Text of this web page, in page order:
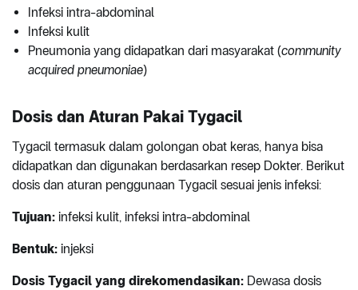
Infeksi intra-abdominal
Infeksi kulit
Pneumonia yang didapatkan dari masyarakat (community
acquired pneumoniae)
Dosis dan Aturan Pakai Tygacil
Tygacil termasuk dalam golongan obat keras, hanya bisa
didapatkan dan digunakan berdasarkan resep Dokter. Berikut
dosis dan aturan penggunaan Tygacil sesuai jenis infeksi:
Tujuan: infeksi kulit, infeksi intra-abdominal
Bentuk: injeksi
Dosis Tygacil yang direkomendasikan: Dewasa dosis